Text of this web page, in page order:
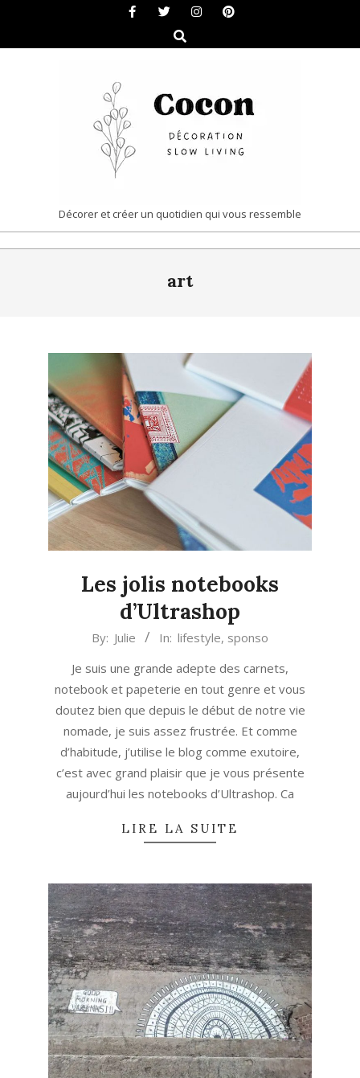
content
Search
COCON
|
DÉCORATION
LIVING
Décorer et créer un quotidien qui vous ressemble
art
Les jolis notebooks
d’Ultrashop
By: Julie In: lifestyle, sponso
Je suis une grande adepte des carnets,
notebook et papeterie en tout genre et vous
doutez bien que depuis le début de notre vie
nomade, je suis assez frustrée. Et comme
d’habitude, j’utilise le blog comme exutoire,
c’est avec grand plaisir que je vous présente
aujourd’hui les notebooks d’Ultrashop. Ca
LIRE LA SUITE